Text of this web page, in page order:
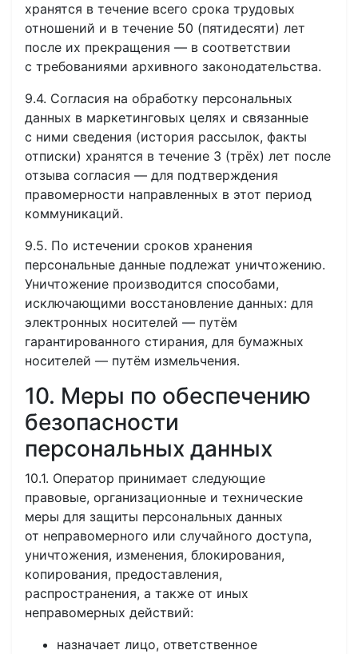
хранятся в течение всего срока трудовых
отношений и в течение 50 (пятидесяти) лет
после их прекращения — в соответствии
с требованиями архивного законодательства.
9.4. Согласия на обработку персональных
данных в маркетинговых целях и связанные
с ними сведения (история рассылок, факты
отписки) хранятся в течение 3 (трёх) лет после
отзыва согласия — для подтверждения
правомерности направленных в этот период
коммуникаций.
9.5. По истечении сроков хранения
персональные данные подлежат уничтожению.
Уничтожение производится способами,
исключающими восстановление данных: для
электронных носителей — путём
гарантированного стирания, для бумажных
носителей — путём измельчения.
10. Меры по обеспечению
безопасности
персональных данных
10.1. Оператор принимает следующие
правовые, организационные и технические
меры для защиты персональных данных
от неправомерного или случайного доступа,
уничтожения, изменения, блокирования,
копирования, предоставления,
распространения, а также от иных
неправомерных действий:
назначает лицо, ответственное